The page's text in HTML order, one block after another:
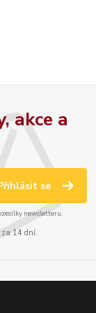
akce a
se
newsletteru.
za 14 dní.